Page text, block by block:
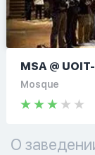
MSA @
Mosque
О